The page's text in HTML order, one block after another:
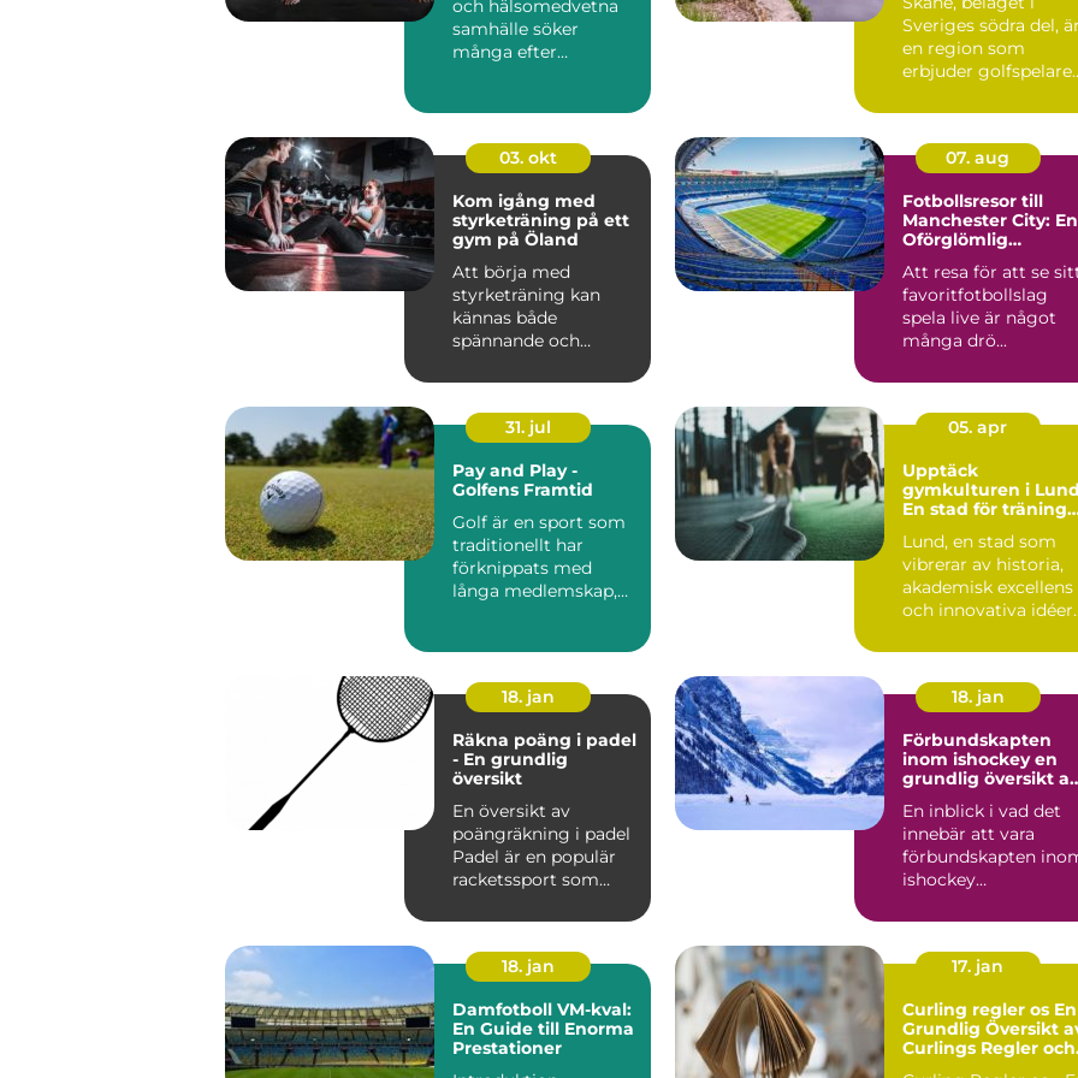
och hälsomedvetna
samhälle söker
många efter
Sveriges södra del, är
en region som
erbjuder golfspelare
03. okt
Kom igång med
styrketräning på ett
gym på Öland
Att börja med
styrketräning kan
kännas både
spännande och
07. aug
Fotbollsresor till
Manchester City: En
Oförglömlig
Att resa för att se
favoritfotbollslag
spela live är något
många drö...
31. jul
Pay and Play -
Golfens Framtid
Golf är en sport som
traditionellt har
förknippats med
långa medlemskap,
05. apr
Upptäck
gymkulturen i
En stad för träning
Lund, en stad som
vibrerar av historia,
akademisk excellens
och innovativa idéer
18. jan
Räkna poäng i padel
- En grundlig
översikt
En översikt av
poängräkning i padel
Padel är en populär
racketssport som
från te...
18. jan
Förbundskapten
inom ishockey en
grundlig översikt av
En inblick i vad det
innebär att vara
förbundskapten
ishockey
en central f...
18. jan
Damfotboll VM-kval:
En Guide till Enorma
Prestationer
17. jan
Curling regler os En
Grundlig Översikt
Curlings Regler och